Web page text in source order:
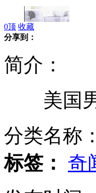
网友制作丁俊晖比
路边雷人标语"来点
0顶 收藏
分享到：
简介：
美国男
分类名称：
标签： 奇